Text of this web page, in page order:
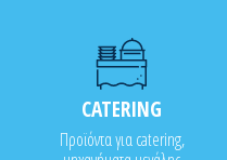
CATERING
Προϊόντα για catering,